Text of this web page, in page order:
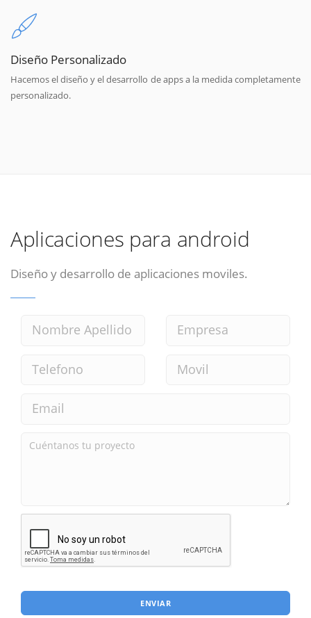
Diseño Personalizado
Hacemos el diseño y el desarrollo de apps a la medida completamente
personalizado.
Aplicaciones para android
Diseño y desarrollo de aplicaciones moviles.
ENVIAR